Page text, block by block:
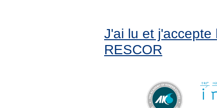
J'ai lu et
RESCOR